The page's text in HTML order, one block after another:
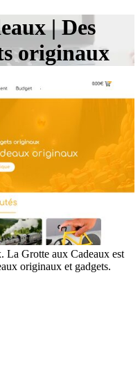
| Des
originaux
La Grotte aux Cadeaux est
originaux et gadgets.